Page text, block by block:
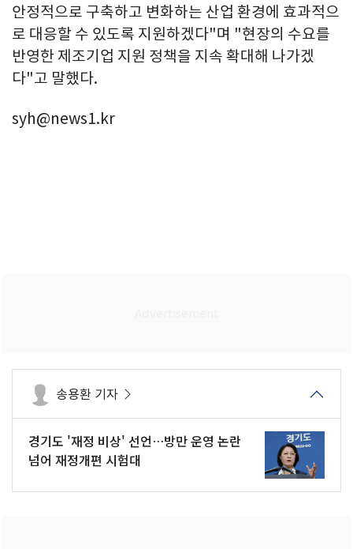
안정적으로 구축하고 변화하는 산업 환경에 효과적으
로 대응할 수 있도록 지원하겠다"며 "현장의 수요를
반영한 제조기업 지원 정책을 지속 확대해 나가겠
다"고 말했다.
syh@news1.kr
송용환 기자
경기도 '재정 비상' 선언…방만 운영 논란
넘어 재정개편 시험대